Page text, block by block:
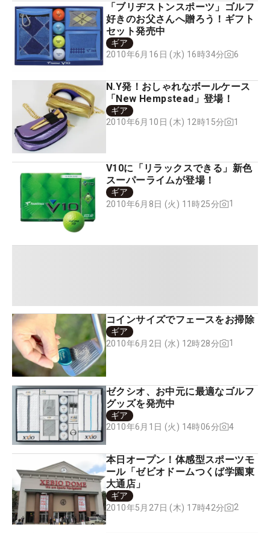
「ブリヂストンスポーツ」ゴルフ
好きのお父さんへ贈ろう！ギフト
セット発売中
ギア
2010年6月16日 (水) 16時34分
6
N.Y発！おしゃれなボールケース
「New Hempstead」登場！
ギア
2010年6月10日 (木) 12時15分
1
V10に「リラックスできる」新色
スーパーライムが登場！
ギア
2010年6月8日 (火) 11時25分
1
コインサイズでフェースをお掃除
ギア
2010年6月2日 (水) 12時28分
1
ゼクシオ、お中元に最適なゴルフ
グッズを発売中
ギア
2010年6月1日 (火) 14時06分
4
本日オープン！体感型スポーツモ
ール「ゼビオドームつくば学園東
大通店」
ギア
2010年5月27日 (木) 17時42分
2